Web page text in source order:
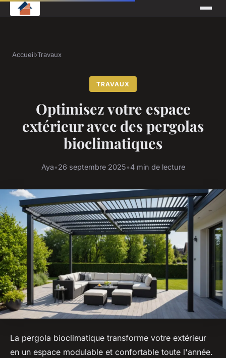
Accueil›Travaux
TRAVAUX
Optimisez votre espace
extérieur avec des pergolas
bioclimatiques
Aya•26 septembre 2025•4 min de lecture
La pergola bioclimatique transforme votre extérieur
en un espace modulable et confortable toute l'année.